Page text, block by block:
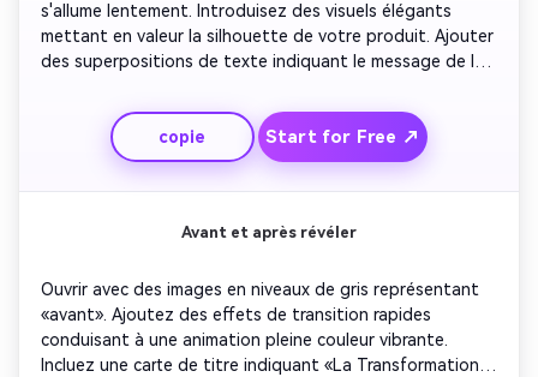
s'allume lentement. Introduisez des visuels élégants
mettant en valeur la silhouette de votre produit. Ajouter
des superpositions de texte indiquant le message de la
de projecteurs pour mettre l'accent sur l'innovation.
Fermez avec votre slogan brillant sur des graphiques
abstraits en mouvement.
copie Start for Free ↗
Avant et après révéler
Ouvrir avec des images en niveaux de gris représentant
«avant». Ajoutez des effets de transition rapides
conduisant à une animation pleine couleur vibrante.
Incluez une carte de titre indiquant «La Transformation